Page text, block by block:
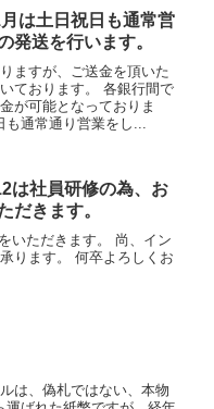
は土日祝日も通常営
発送を行います。
ますが、ご送金を頂いた
ております。 各銀行間で
が可能となっておりま
も通常通り営業をし...
は社員研修の為、お
だきます。
いただきます。 尚、イン
ります。 何卒よろしくお
は、偽札ではない、本物